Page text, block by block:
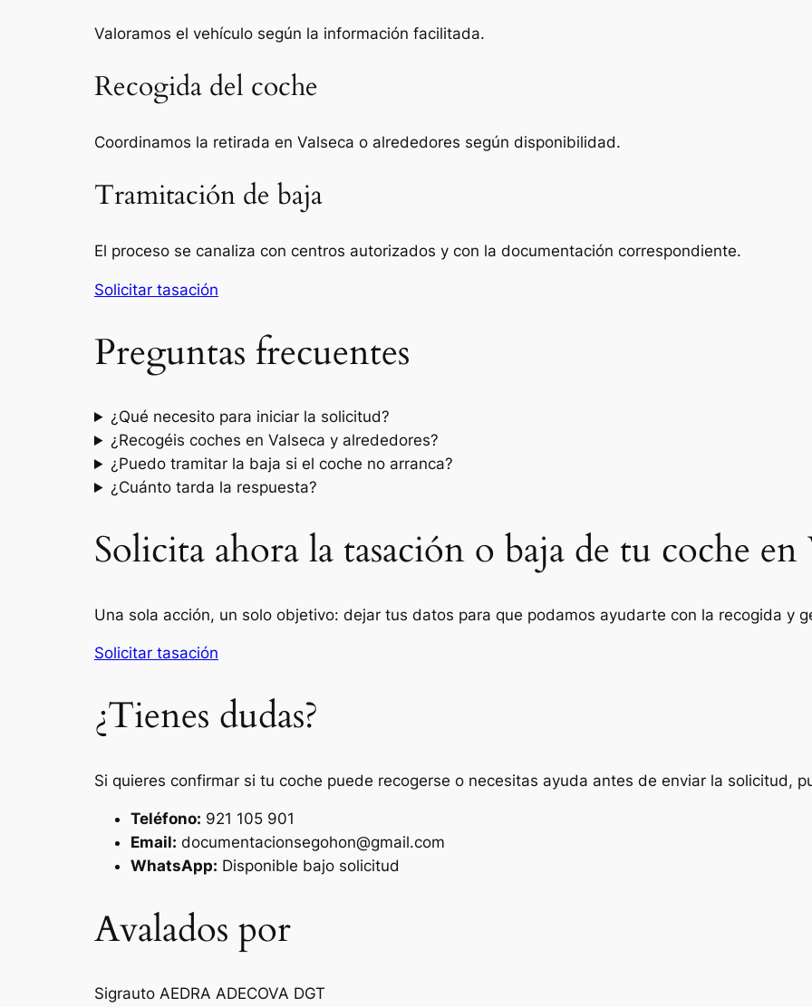
Valoramos el vehículo según la información facilitada.
Recogida del coche
Coordinamos la retirada en Valseca o alrededores según disponibilidad.
Tramitación de baja
El proceso se canaliza con centros autorizados y con la documentación correspondiente.
Solicitar tasación
Preguntas frecuentes
¿Qué necesito para iniciar la solicitud?
¿Recogéis coches en Valseca y alrededores?
¿Puedo tramitar la baja si el coche no arranca?
¿Cuánto tarda la respuesta?
Solicita ahora la tasación o baja de tu coche en
Una sola acción, un solo objetivo: dejar tus datos para que podamos ayudarte con la recogida y
Solicitar tasación
¿Tienes dudas?
Si quieres confirmar si tu coche puede recogerse o necesitas ayuda antes de enviar la solicitud,
Teléfono: 921 105 901
Email: documentacionsegohon@gmail.com
WhatsApp: Disponible bajo solicitud
Avalados por
Sigrauto AEDRA ADECOVA DGT